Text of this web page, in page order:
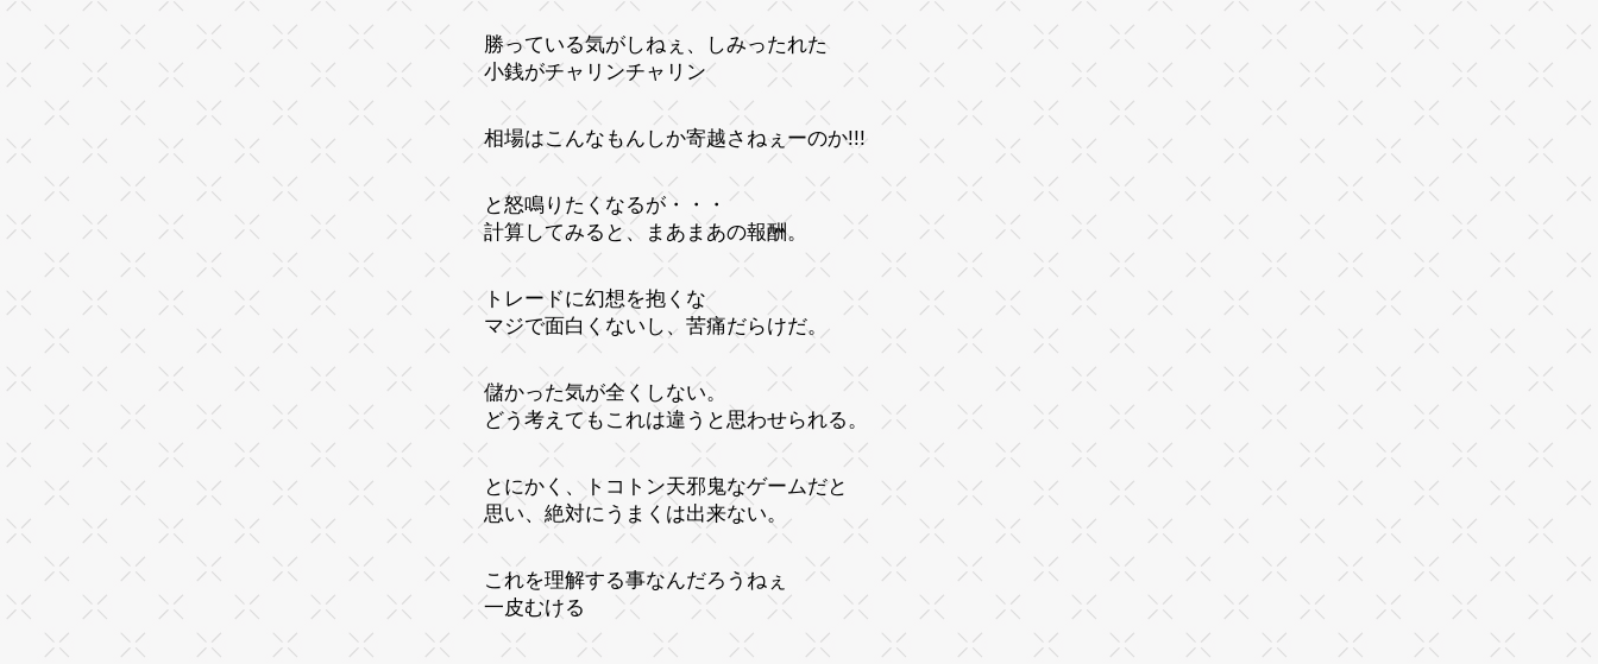
勝っている気がしねぇ、しみったれた
小銭がチャリンチャリン
相場はこんなもんしか寄越さねぇーのか!!!
と怒鳴りたくなるが・・・
計算してみると、まあまあの報酬。
トレードに幻想を抱くな
マジで面白くないし、苦痛だらけだ。
儲かった気が全くしない。
どう考えてもこれは違うと思わせられる。
とにかく、トコトン天邪鬼なゲームだと
思い、絶対にうまくは出来ない。
これを理解する事なんだろうねぇ
一皮むける